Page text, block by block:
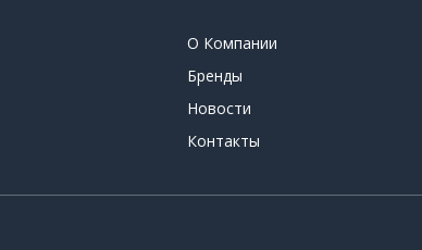
О Компании
Бренды
Новости
Контакты